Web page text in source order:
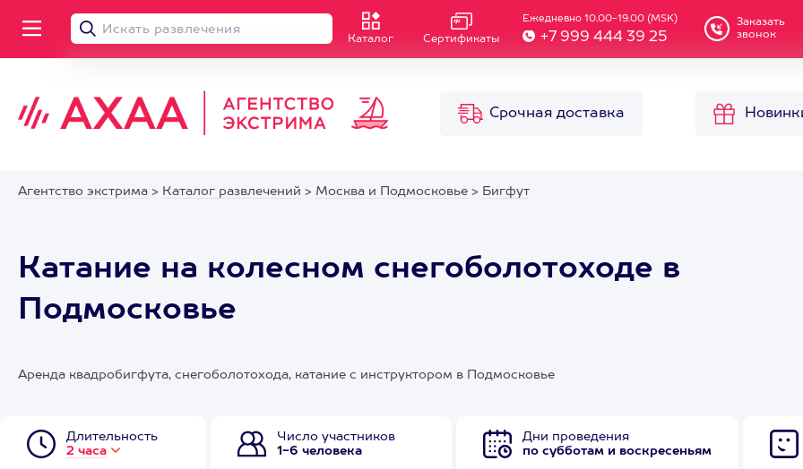
Каталог Сертификаты
Ежедневно 10.00-19.00 (MSK)
+7 999 444 39 25
Заказать
звонок
Срочная доставка
Агентство экстрима > Каталог развлечений > Москва и Подмосковье > Бигфут
Катание на колесном снегоболотоходе в
Подмосковье
Аренда квадробигфута, снегоболотохода, катание с инструктором в Подмосковье
Длительность
2 часа
Число участников
1-6 человека
Дни проведения
по субботам и воскресеньям